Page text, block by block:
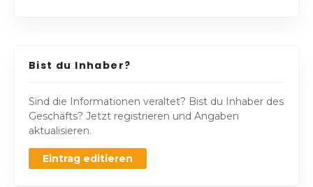
Bist du Inhaber?
Sind die Informationen veraltet? Bist du Inhaber des
Geschäfts? Jetzt registrieren und Angaben
aktualisieren.
Eintrag editieren